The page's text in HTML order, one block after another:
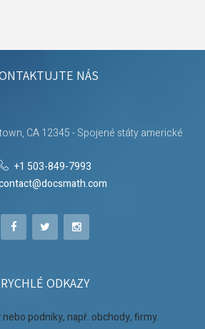
NÁS
CA 12345 - Spojené státy americké
+1 503-849-7993
RYCHLÉ ODKAZY
podniky, např. obchody, firmy.